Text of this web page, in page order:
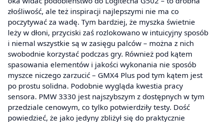
złośliwość, ale też inspiracji najlepszymi nie ma co
poczytywać za wadę. Tym bardziej, że myszka świetnie
leży w dłoni, przyciski zaś rozlokowano w intuicyjny sposób
i niemal wszystkie są w zasięgu palców – można z nich
swobodnie korzystać podczas gry. Również pod kątem
spasowania elementów i jakości wykonania nie sposób
myszce niczego zarzucić – GMX4 Plus pod tym kątem jest
po prostu solidna. Podobnie wygląda kwestia pracy
sensora. PMW 3330 jest najszybszym z dostępnych w tym
przedziale cenowym, co tylko potwierdziły testy. Dość
powiedzieć, że jako jedyny zbliżył się do praktycznie